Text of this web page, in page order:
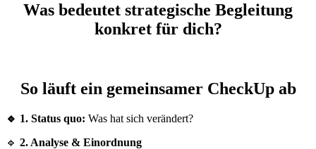
Was bedeutet strategische Begleitung
konkret für dich?
So läuft ein gemeinsamer CheckUp ab
🔹 1. Status quo: Was hat sich verändert?
🔹 2. Analyse & Einordnung